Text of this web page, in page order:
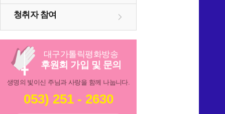
청취자 참여
대구가톨릭평화방송
후원회 가입 및 문의
생명의 빛이신 주님과 사랑을 함께 나눕니다.
053) 251 - 2630